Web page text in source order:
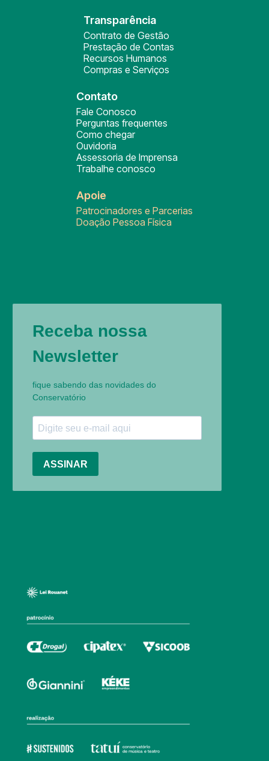
Transparência
Contrato de Gestão
Prestação de Contas
Recursos Humanos
Compras e Serviços
Contato
Fale Conosco
Perguntas frequentes
Como chegar
Ouvidoria
Assessoria de Imprensa
Trabalhe conosco
Apoie
Patrocinadores e Parcerias
Doação Pessoa Física